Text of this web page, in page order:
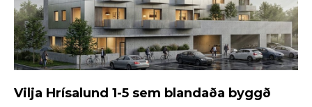
Vilja Hrísalund 1-5 sem blandaða byggð